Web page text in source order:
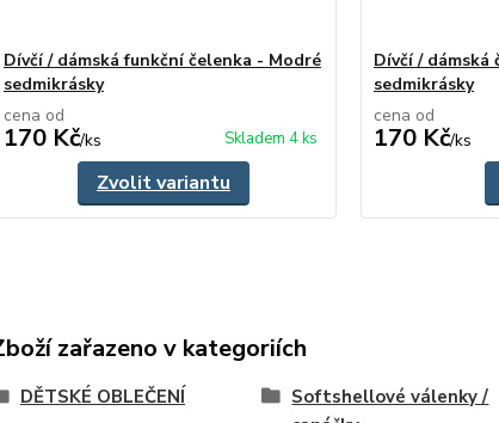
Dívčí / dámská funkční čelenka - Modré
sedmikrásky
cena od
170 Kč/ks Skladem 4 ks
Zvolit variantu
Dívčí / dámská
sedmikrásky
cena od
170 Kč/ks
zařazeno v kategoriích
DĚTSKÉ OBLEČENÍ
Softshellové válenky /